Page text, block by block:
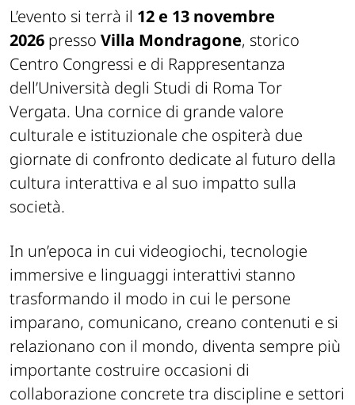
L’evento si terrà il 12 e 13 novembre
2026 presso Villa Mondragone, storico
Centro Congressi e di Rappresentanza
dell’Università degli Studi di Roma Tor
Vergata. Una cornice di grande valore
culturale e istituzionale che ospiterà due
giornate di confronto dedicate al futuro della
cultura interattiva e al suo impatto sulla
società.
In un’epoca in cui videogiochi, tecnologie
immersive e linguaggi interattivi stanno
trasformando il modo in cui le persone
imparano, comunicano, creano contenuti e si
relazionano con il mondo, diventa sempre più
importante costruire occasioni di
collaborazione concrete tra discipline e settori